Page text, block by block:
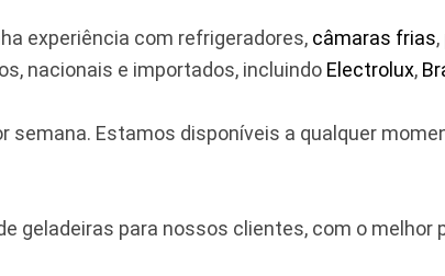
experiência com refrigeradores, câmaras frias,
nacionais e importados, incluindo Electrolux,
semana. Estamos disponíveis a qualquer
geladeiras para nossos clientes, com o melhor